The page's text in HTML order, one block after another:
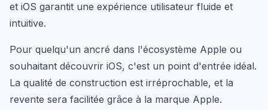
et iOS garantit une expérience utilisateur fluide et
intuitive.
Pour quelqu'un ancré dans l'écosystème Apple ou
souhaitant découvrir iOS, c'est un point d'entrée idéal.
La qualité de construction est irréprochable, et la
revente sera facilitée grâce à la marque Apple.